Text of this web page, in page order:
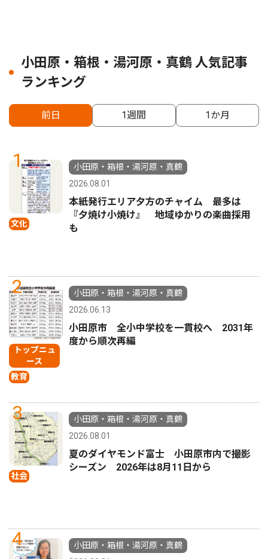
小田原・箱根・湯河原・真鶴 人気記事
ランキング
前日 1週間 1か月
1
文化
小田原・箱根・湯河原・真鶴
2026.08.01
本紙発行エリア夕方のチャイム 最多は
『夕焼け小焼け』 地域ゆかりの楽曲採用
も
2
トップニュ
ース
教育
小田原・箱根・湯河原・真鶴
2026.06.13
小田原市 全小中学校を一貫校へ 2031年
度から順次再編
3
社会
小田原・箱根・湯河原・真鶴
2026.08.01
夏のダイヤモンド富士 小田原市内で撮影
シーズン 2026年は8月11日から
4
小田原・箱根・湯河原・真鶴